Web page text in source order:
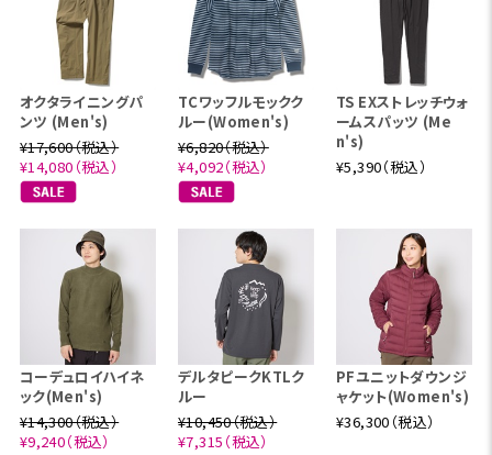
オクタライニングパ
ンツ (Men's)
¥17,600（税込）
¥14,080（税込）
TCワッフルモックク
ルー(Women's)
¥6,820（税込）
¥4,092（税込）
TS EXストレッチウォ
ームスパッツ (Me
n's)
¥5,390（税込）
コーデュロイハイネ
ック(Men's)
¥14,300（税込）
¥9,240（税込）
デルタピークKTLク
ルー
¥10,450（税込）
¥7,315（税込）
PFユニットダウンジ
ャケット(Women's)
¥36,300（税込）